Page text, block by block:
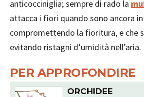
anticocciniglia; sempre di rado la
attacca i fiori quando sono ancora
compromettendo la fioritura, e che
evitando ristagni d’umidità nell’aria.
PER APPROFONDIRE
ORCHIDEE